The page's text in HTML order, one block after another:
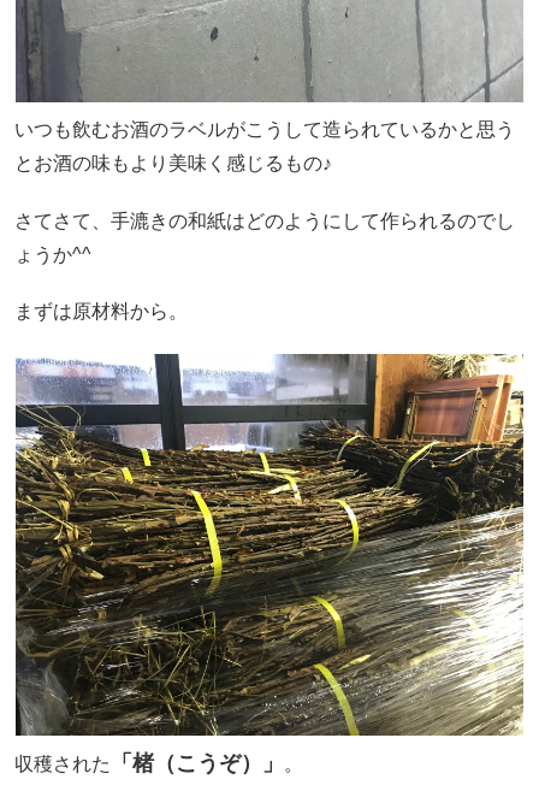
いつも飲むお酒のラベルがこうして造られているかと思う
とお酒の味もより美味く感じるもの♪
さてさて、手漉きの和紙はどのようにして作られるのでし
ょうか^^
まずは原材料から。
収穫された 「楮（こうぞ）」
。